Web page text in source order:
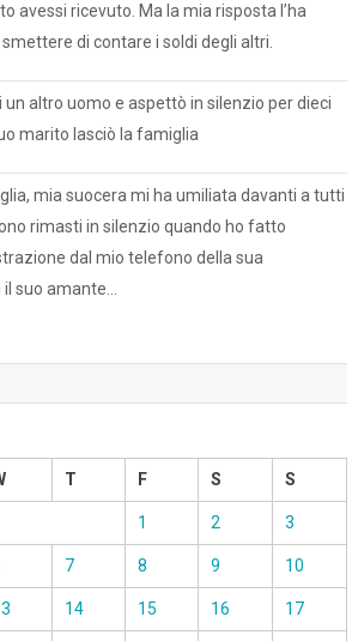
avessi ricevuto. Ma la mia risposta l’ha
di contare i soldi degli altri.
altro uomo e aspettò in silenzio per dieci
marito lasciò la famiglia
mia suocera mi ha umiliata davanti a tutti
rimasti in silenzio quando ho fatto
dal mio telefono della sua
il suo amante…
T F S S
1 2 3
7 8 9 10
14 15 16 17